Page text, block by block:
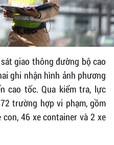
giao thông đường bộ cao
ghi nhận hình ảnh phương
cao tốc. Qua kiểm tra, lực
trường hợp vi phạm, gồm
46 xe container và 2 xe